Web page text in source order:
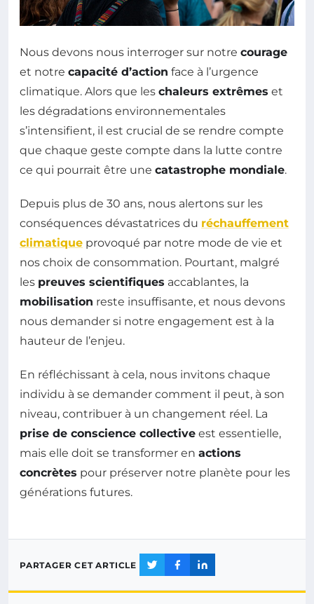
Nous devons nous interroger sur notre courage
et notre capacité d’action face à l’urgence
climatique. Alors que les chaleurs extrêmes et
les dégradations environnementales
s’intensifient, il est crucial de se rendre compte
que chaque geste compte dans la lutte contre
ce qui pourrait être une catastrophe mondiale.
Depuis plus de 30 ans, nous alertons sur les
conséquences dévastatrices du réchauffement
climatique provoqué par notre mode de vie et
nos choix de consommation. Pourtant, malgré
les preuves scientifiques accablantes, la
mobilisation reste insuffisante, et nous devons
nous demander si notre engagement est à la
hauteur de l’enjeu.
En réfléchissant à cela, nous invitons chaque
individu à se demander comment il peut, à son
niveau, contribuer à un changement réel. La
prise de conscience collective est essentielle,
mais elle doit se transformer en actions
concrètes pour préserver notre planète pour les
générations futures.
PARTAGER CET ARTICLE